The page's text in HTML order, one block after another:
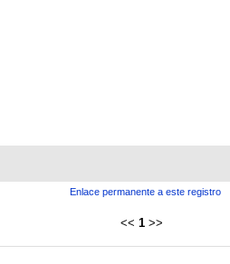
Enlace permanente a este registro
<< 1 >>